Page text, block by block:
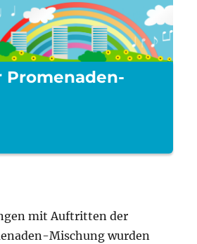
Promenaden-
mit Auftritten der
Mischung wurden